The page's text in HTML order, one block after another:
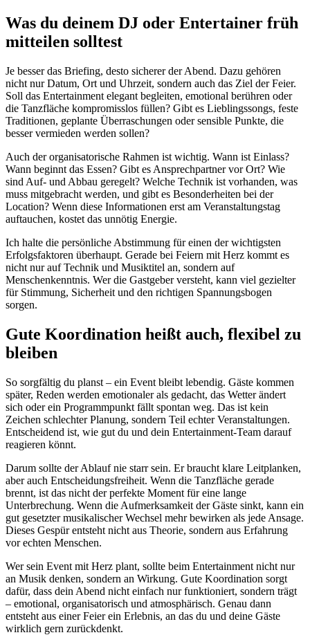
Was du deinem DJ oder Entertainer früh
mitteilen solltest
Je besser das Briefing, desto sicherer der Abend. Dazu gehören
nicht nur Datum, Ort und Uhrzeit, sondern auch das Ziel der Feier.
Soll das Entertainment elegant begleiten, emotional berühren oder
die Tanzfläche kompromisslos füllen? Gibt es Lieblingssongs, feste
Traditionen, geplante Überraschungen oder sensible Punkte, die
besser vermieden werden sollen?
Auch der organisatorische Rahmen ist wichtig. Wann ist Einlass?
Wann beginnt das Essen? Gibt es Ansprechpartner vor Ort? Wie
sind Auf- und Abbau geregelt? Welche Technik ist vorhanden, was
muss mitgebracht werden, und gibt es Besonderheiten bei der
Location? Wenn diese Informationen erst am Veranstaltungstag
auftauchen, kostet das unnötig Energie.
Ich halte die persönliche Abstimmung für einen der wichtigsten
Erfolgsfaktoren überhaupt. Gerade bei Feiern mit Herz kommt es
nicht nur auf Technik und Musiktitel an, sondern auf
Menschenkenntnis. Wer die Gastgeber versteht, kann viel gezielter
für Stimmung, Sicherheit und den richtigen Spannungsbogen
sorgen.
Gute Koordination heißt auch, flexibel zu
bleiben
So sorgfältig du planst – ein Event bleibt lebendig. Gäste kommen
später, Reden werden emotionaler als gedacht, das Wetter ändert
sich oder ein Programmpunkt fällt spontan weg. Das ist kein
Zeichen schlechter Planung, sondern Teil echter Veranstaltungen.
Entscheidend ist, wie gut du und dein Entertainment-Team darauf
reagieren könnt.
Darum sollte der Ablauf nie starr sein. Er braucht klare Leitplanken,
aber auch Entscheidungsfreiheit. Wenn die Tanzfläche gerade
brennt, ist das nicht der perfekte Moment für eine lange
Unterbrechung. Wenn die Aufmerksamkeit der Gäste sinkt, kann ein
gut gesetzter musikalischer Wechsel mehr bewirken als jede Ansage.
Dieses Gespür entsteht nicht aus Theorie, sondern aus Erfahrung
vor echten Menschen.
Wer sein Event mit Herz plant, sollte beim Entertainment nicht nur
an Musik denken, sondern an Wirkung. Gute Koordination sorgt
dafür, dass dein Abend nicht einfach nur funktioniert, sondern trägt
– emotional, organisatorisch und atmosphärisch. Genau dann
entsteht aus einer Feier ein Erlebnis, an das du und deine Gäste
wirklich gern zurückdenkt.